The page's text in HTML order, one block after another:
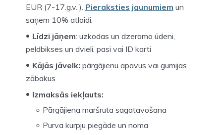
EUR (7-17.g.v. ). Pieraksties jaunumiem un
saņem 10% atlaidi.
Līdzi jāņem: uzkodas un dzeramo ūdeni,
peldbikses un dvieli, pasi vai ID karti
Kājās jāvelk: pārgājienu apavus vai gumijas
zābakus
Izmaksās iekļauts:
Pārgājiena maršruta sagatavošana
Purva kurpju piegāde un noma